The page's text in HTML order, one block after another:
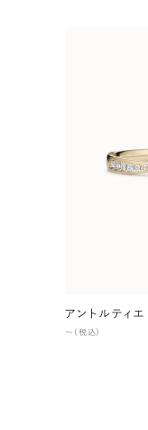
アントルティ
〜（税込）